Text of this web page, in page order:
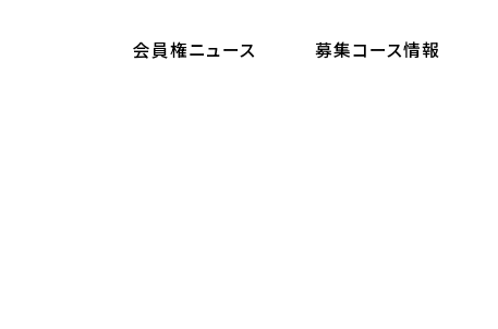
会員権ニュース 募集コース情報